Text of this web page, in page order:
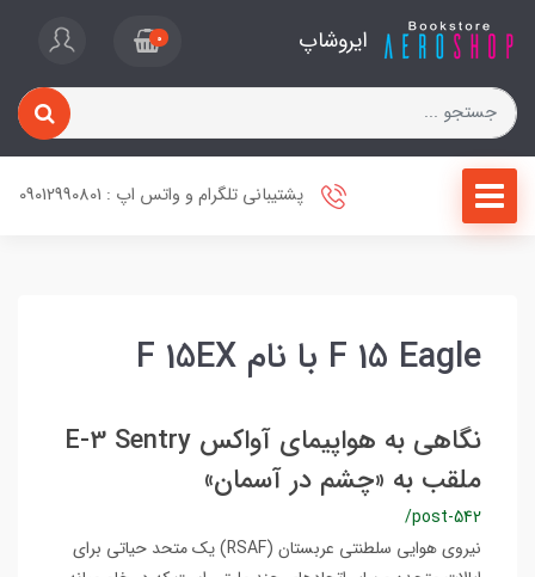
ایروشاپ 0
پشتیبانی تلگرام و واتس اپ : 09012990801
F 15 Eagle با نام F 15EX
نگاهی به هواپیمای آواکس E-3 Sentry
ملقب به «چشم در آسمان»
/post-542
نیروی هوایی سلطنتی عربستان (RSAF) یک متحد حیاتی برای